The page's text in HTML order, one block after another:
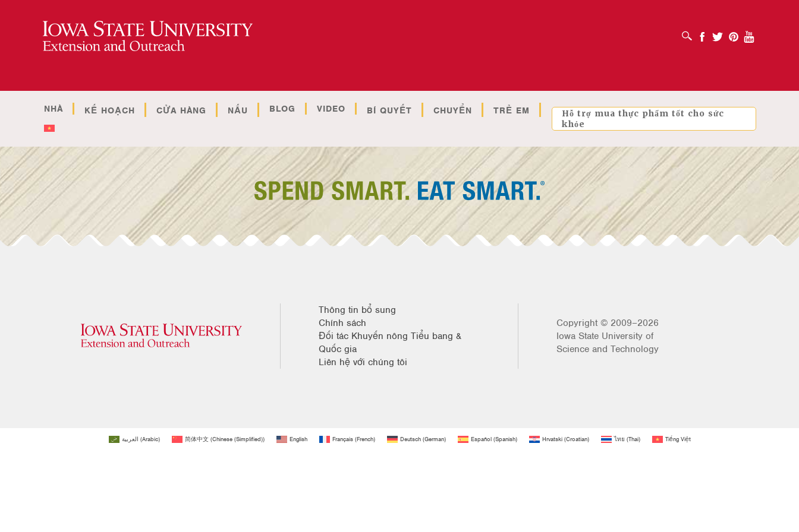
MỞ HỘP TÌM KIẾM Facebook
Twitter PinterestYoutube
NHÀ KẾ HOẠCH CỬA HÀNG NẤU BLOG VIDEO BÍ QUYẾT CHUYỂN TRẺ EM
Hỗ trợ mua thực phẩm tốt cho sức
khỏe
Thông tin bổ sung
Chính sách
Đối tác Khuyến nông Tiểu bang &
Quốc gia
Liên hệ với chúng tôi
Copyright © 2009–2026
Iowa State University of
Science and Technology
العربية (Arabic) 简体中文(Chinese (Simplified)) English Français(French) Deutsch(German) Español(Spanish) Hrvatski(Croatian) ไทย (Thai) Tiếng Việt